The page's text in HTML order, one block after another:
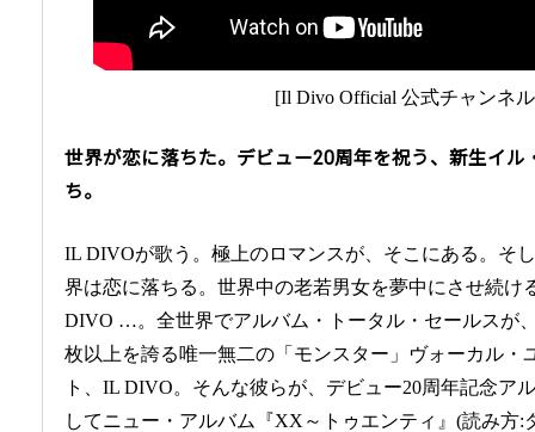
[Il Divo Official 公式チャンネ
世界が恋に落ちた。デビュー20周年を祝う、新生イル
ち。
IL DIVOが歌う。極上のロマンスが、そこにある。そ
界は恋に落ちる。世界中の老若男女を夢中にさせ続け
DIVO …。全世界でアルバム・トータル・セールスが
枚以上を誇る唯一無二の「モンスター」ヴォーカル・
ト、IL DIVO。そんな彼らが、デビュー20周年記念ア
してニュー・アルバム『XX～トゥエンティ』(読み方: